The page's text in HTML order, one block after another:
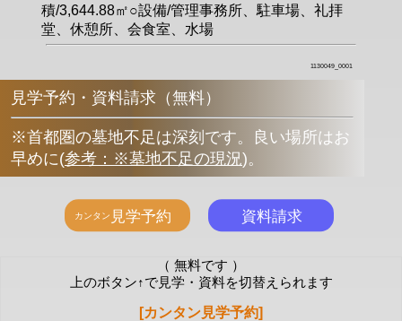
積/3,644.88㎡○設備/管理事務所、駐車場、礼拝
堂、休憩所、会食室、水場
1130049_0001
見学予約・資料請求（無料）
※首都圏の墓地不足は深刻です。良い場所はお
早めに(参考：※墓地不足の現況)。
（ 無料です ）
上のボタン↑で見学・資料を切替えられます
[カンタン見学予約]